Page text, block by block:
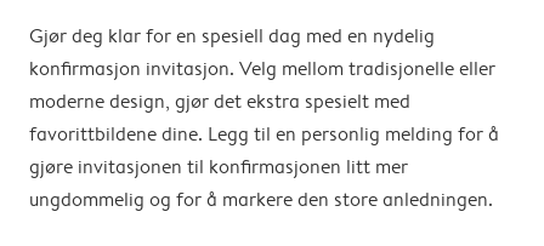
Gjør deg klar for en spesiell dag med en nydelig
konfirmasjon invitasjon. Velg mellom tradisjonelle eller
moderne design, gjør det ekstra spesielt med
favorittbildene dine. Legg til en personlig melding for å
gjøre invitasjonen til konfirmasjonen litt mer
ungdommelig og for å markere den store anledningen.